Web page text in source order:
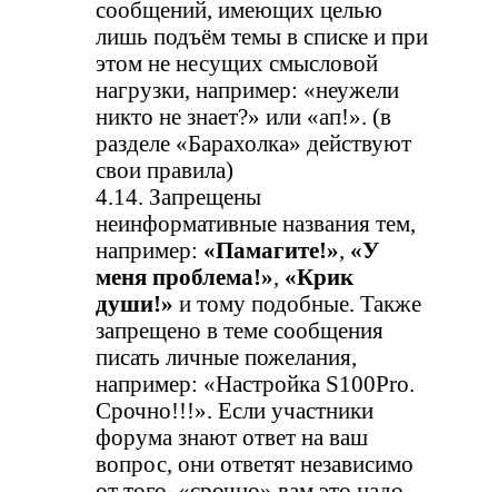
сообщений, имеющих целью
лишь подъём темы в списке и при
этом не несущих смысловой
нагрузки, например: «неужели
никто не знает?» или «ап!». (в
разделе «Барахолка» действуют
свои правила)
4.14. Запрещены
неинформативные названия тем,
например: «Памагите!», «У
меня проблема!», «Крик
души!» и тому подобные. Также
запрещено в теме сообщения
писать личные пожелания,
например: «Настройка S100Pro.
Срочно!!!». Если участники
форума знают ответ на ваш
вопрос, они ответят независимо